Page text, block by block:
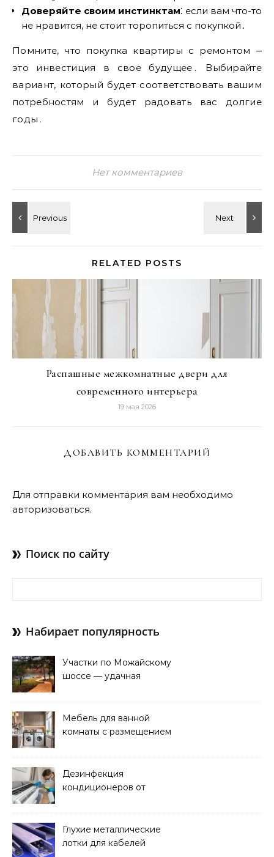
Доверяйте своим инстинктам⁚ если вам что-то
не нравится‚ не стоит торопиться с покупкой․
Помните‚ что покупка квартиры с ремонтом ⎼
это инвестиция в свое будущее․ Выбирайте
вариант‚ который будет соответствовать вашим
потребностям и будет радовать вас долгие
годы․
Нет комментариев
RELATED POSTS
Распашные межкомнатные двери для
современного интерьера
19 мая 2026
ДОБАВИТЬ КОММЕНТАРИЙ
Для отправки комментария вам необходимо
авторизоваться.
Поиск по сайту
Набирает популярность
Участки по Можайскому
шоссе — удачная
Мебель для ванной
комнаты с размещением
Дезинфекция
кондиционеров от
Глухие металлические
лотки для кабелей